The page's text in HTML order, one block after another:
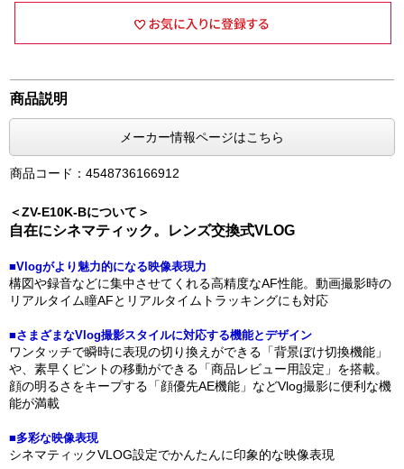
商品説明
メーカー情報ページはこちら
商品コード：4548736166912
＜ZV-E10K-Bについて＞
自在にシネマティック。レンズ交換式VLOG
■Vlogがより魅力的になる映像表現力
構図や録音などに集中させてくれる高精度なAF性能。動画撮影時の
リアルタイム瞳AFとリアルタイムトラッキングにも対応
■さまざまなVlog撮影スタイルに対応する機能とデザイン
ワンタッチで瞬時に表現の切り換えができる「背景ぼけ切換機能」
や、素早くピントの移動ができる「商品レビュー用設定」を搭載。
顔の明るさをキープする「顔優先AE機能」などVlog撮影に便利な機
能が満載
■多彩な映像表現
シネマティックVLOG設定でかんたんに印象的な映像表現​